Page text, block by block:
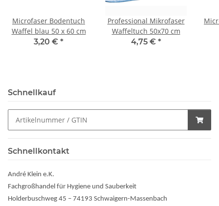
Microfaser Bodentuch
Waffel blau 50 x 60 cm
3,20 € *
Professional Mikrofaser
Waffeltuch 50x70 cm
4,75 € *
Schnellkauf
Schnellkontakt
André Klein e.K.
Fachgroßhandel für Hygiene und Sauberkeit
Holderbuschweg 45 – 74193 Schwaigern-Massenbach